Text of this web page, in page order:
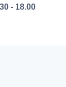
- 18.00